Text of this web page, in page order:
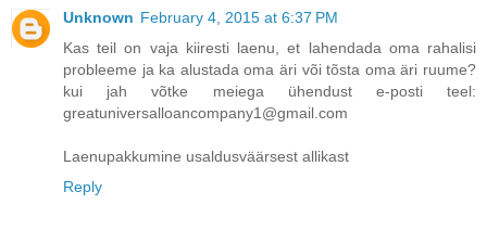
Unknown February 4, 2015 at 6:37 PM
Kas teil on vaja kiiresti laenu, et lahendada oma rahalisi
probleeme ja ka alustada oma äri või tõsta oma äri ruume?
kui jah võtke meiega ühendust e-posti teel:
greatuniversalloancompany1@gmail.com
Laenupakkumine usaldusväärsest allikast
Reply